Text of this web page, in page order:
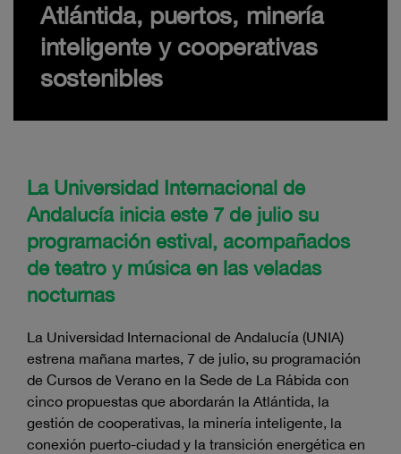
Atlántida, puertos, minería
inteligente y cooperativas
sostenibles
La Universidad Internacional de
Andalucía inicia este 7 de julio su
programación estival, acompañados
de teatro y música en las veladas
nocturnas
La Universidad Internacional de Andalucía (UNIA)
estrena mañana martes, 7 de julio, su programación
de Cursos de Verano en la Sede de La Rábida con
cinco propuestas que abordarán la Atlántida, la
gestión de cooperativas, la minería inteligente, la
conexión puerto-ciudad y la transición energética en